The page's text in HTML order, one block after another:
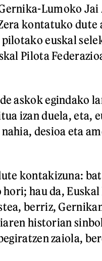
Lumoko Jai
kontatuko dute
euskal
Pilota
askok egindako
izan duela, eta,
desioa eta
kontakizuna:
hau da,
berriz,
historian
zaiola,